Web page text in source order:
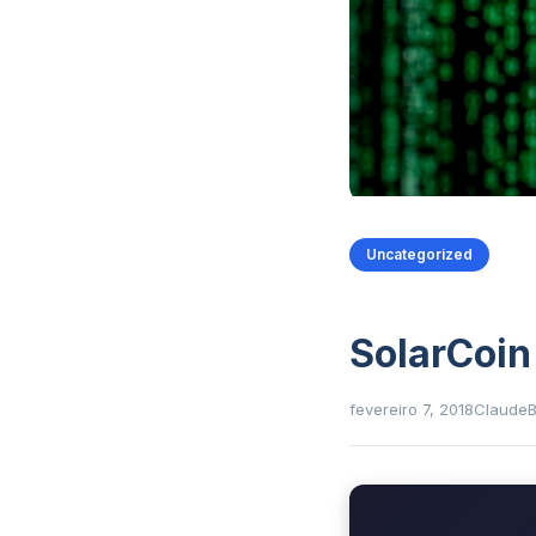
Uncategorized
SolarCoin
fevereiro 7, 2018